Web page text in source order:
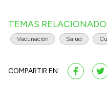
TEMAS
Vacunación Salud
COMPARTIR EN: